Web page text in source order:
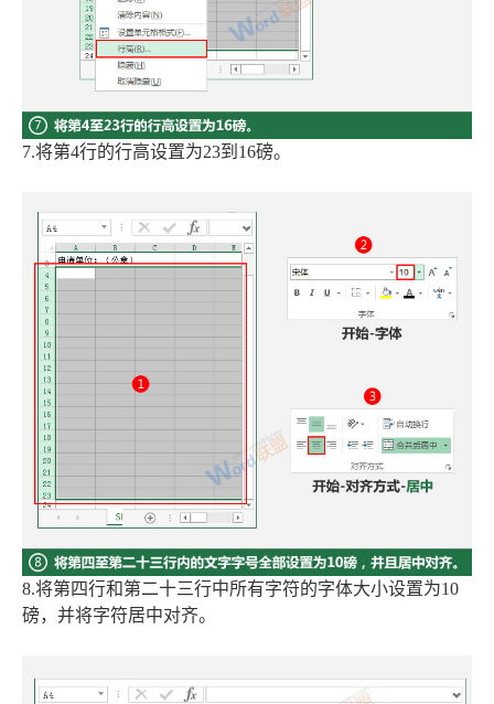
7.将第4行的行高设置为23到16磅。
8.将第四行和第二十三行中所有字符的字体大小设置为10
磅，并将字符居中对齐。